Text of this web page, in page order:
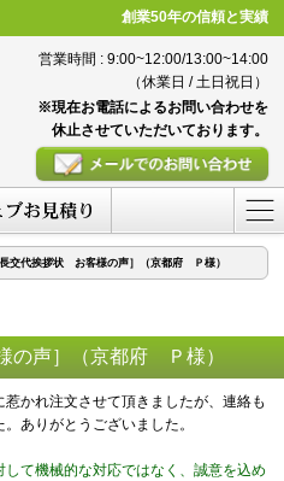
創業50年の信頼と実績
営業時間 : 9:00~12:00/13:00~14:00
（休業日 / 土日祝日）
※現在お電話によるお問い合わせを
休止させていただいております。
長交代挨拶状 お客様の声］（京都府 Ｐ様）
の声］（京都府 Ｐ様）
（2016/04/08）
かれ注文させて頂きましたが、連絡も
ありがとうございました。
て機械的な対応ではなく、誠意を込め